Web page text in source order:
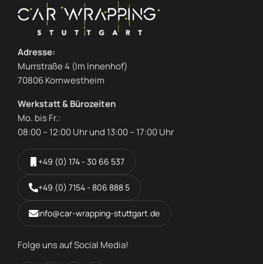
Adresse:
Murrstraße 4 (Im Innenhof)
70806 Kornwestheim
Werkstatt & Bürozeiten
Mo. bis Fr.:
08:00 – 12:00 Uhr und 13:00 – 17:00 Uhr
+49 (0) 174 - 30 66 537
+49 (0) 7154 - 806 888 5
info@car-wrapping-stuttgart.de
Folge uns auf Social Media!